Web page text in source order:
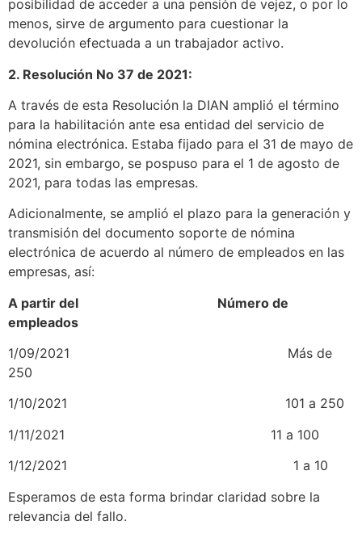
posibilidad de acceder a una pensión de vejez, o por lo
menos, sirve de argumento para cuestionar la
devolución efectuada a un trabajador activo.
2. Resolución No 37 de 2021:
A través de esta Resolución la DIAN amplió el término
para la habilitación ante esa entidad del servicio de
nómina electrónica. Estaba fijado para el 31 de mayo de
2021, sin embargo, se pospuso para el 1 de agosto de
2021, para todas las empresas.
Adicionalmente, se amplió el plazo para la generación y
transmisión del documento soporte de nómina
electrónica de acuerdo al número de empleados en las
empresas, así:
A partir del Número de
empleados
1/09/2021 Más de
250
1/10/2021 101 a 250
1/11/2021 11 a 100
1/12/2021 1 a 10
Esperamos de esta forma brindar claridad sobre la
relevancia del fallo.